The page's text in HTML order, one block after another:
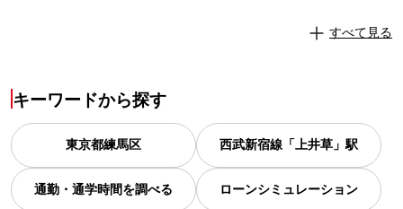
すべて見る
キーワードから探す
東京都練馬区 西武新宿線「上井草」駅
通勤・通学時間を調べる ローンシミュレーション